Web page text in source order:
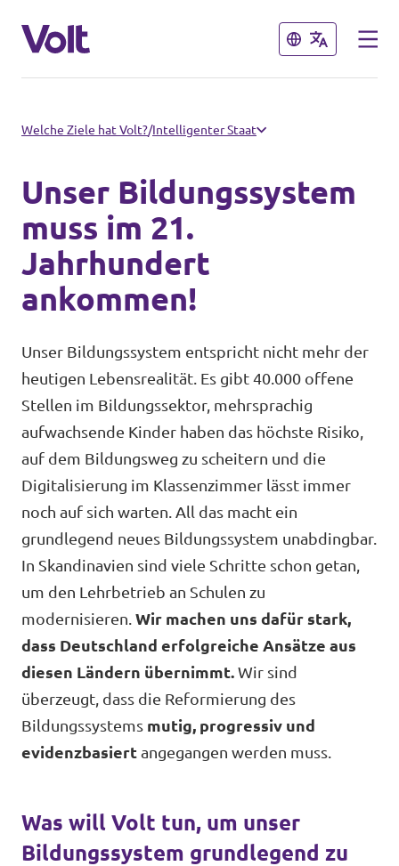
Schließen
Volt in Thüringen
Lokale Teams
Volt in Deutschland
Website
Volt Deutschland Merchandise Shop
Schließen
Über Volt
Menschen
Neuigkeiten
Unsere Events
Mache bei uns mit!
Deine Spende für Volt!
Jobs bei Volt
Transparenz
Impressum
Welche Ziele hat Volt?/Intelligenter Staat
Unser Bildungssystem
muss im 21.
Jahrhundert
ankommen!
Unser Bildungssystem entspricht nicht mehr der
heutigen Lebensrealität. Es gibt 40.000 offene
Stellen im Bildungssektor, mehrsprachig
aufwachsende Kinder haben das höchste Risiko,
auf dem Bildungsweg zu scheitern und die
Digitalisierung im Klassenzimmer lässt immer
noch auf sich warten. All das macht ein
grundlegend neues Bildungssystem unabdingbar.
In Skandinavien sind viele Schritte schon getan,
um den Lehrbetrieb an Schulen zu
modernisieren. Wir machen uns dafür stark,
dass Deutschland erfolgreiche Ansätze aus
diesen Ländern übernimmt. Wir sind
überzeugt, dass die Reformierung des
Bildungssystems mutig, progressiv und
evidenzbasiert angegangen werden muss.
Was will Volt tun, um unser
Bildungssystem grundlegend zu